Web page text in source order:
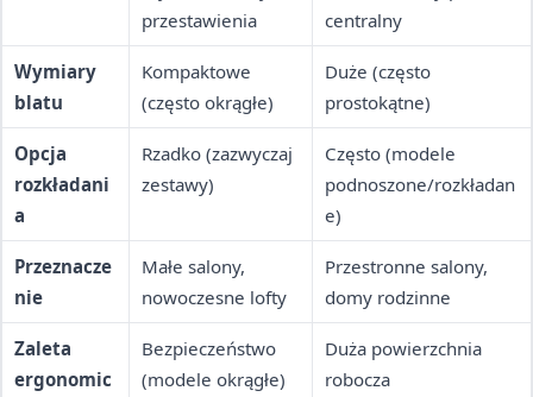
przestawienia
centralny
Wymiary
blatu
Kompaktowe
(często okrągłe)
Duże (często
prostokątne)
Opcja
rozkładani
a
Rzadko (zazwyczaj
zestawy)
Często (modele
podnoszone/rozkładan
e)
Przeznacze
nie
Małe salony,
nowoczesne lofty
Przestronne salony,
domy rodzinne
Zaleta
ergonomic
Bezpieczeństwo
(modele okrągłe)
Duża powierzchnia
robocza